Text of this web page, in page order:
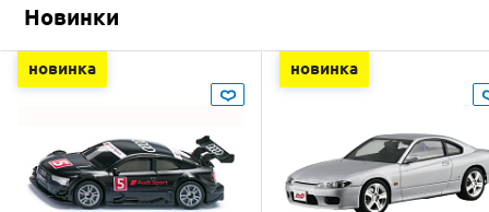
Новинки
новинка новинка